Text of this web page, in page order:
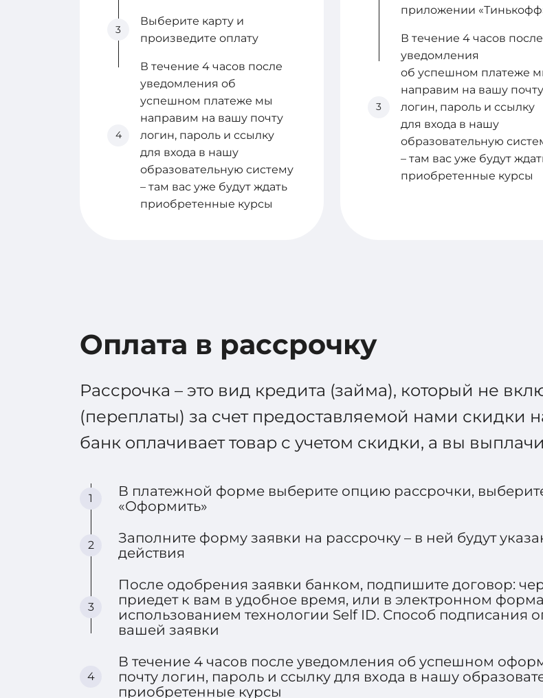
3
Выберите карту и
произведите оплату
4
В течение 4 часов после
уведомления об
успешном платеже мы
направим на вашу почту
логин, пароль и ссылку
для входа в нашу
образовательную систему
– там вас уже будут ждать
приобретенные курсы
приложении
3
В течение 4 часов после
уведомления
об успешном платеже
направим на вашу почту
логин, пароль и ссылку
для входа в нашу
образовательную
– там вас уже будут
приобретенные курсы
Оплата в рассрочку
Рассрочка – это вид кредита (займа), который не
(переплаты) за счет предоставляемой нами скидки
банк оплачивает товар с учетом скидки, а вы
1
В платежной форме выберите опцию рассрочки,
«Оформить»
2
Заполните форму заявки на рассрочку – в ней будут
действия
3
После одобрения заявки банком, подпишите договор:
приедет к вам в удобное время, или в электронном
использованием технологии Self ID. Способ подписания
вашей заявки
4
В течение 4 часов после уведомления об успешном
почту логин, пароль и ссылку для входа в нашу
приобретенные курсы